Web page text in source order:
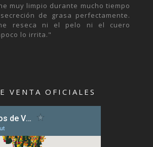
muy limpio durante mucho tiempo
de grasa perfectamente.
reseca ni el pelo ni el cuero
lo irrita."
VENTA OFICIALES